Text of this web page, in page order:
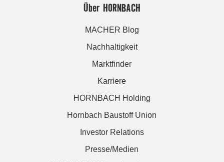
Über HORNBACH
MACHER Blog
Nachhaltigkeit
Marktfinder
Karriere
HORNBACH Holding
Hornbach Baustoff Union
Investor Relations
Presse/Medien